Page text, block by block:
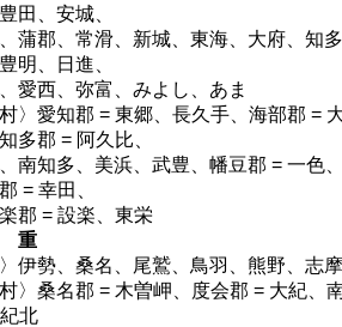
田、安城、
蒲郡、常滑、新城、東海、大府、知
明、日進、
愛西、弥富、みよし、あま
村〉愛知郡 = 東郷、長久手、海部郡 =
多郡 = 阿久比、
南知多、美浜、武豊、幡豆郡 = 一色
= 幸田、
郡 = 設楽、東栄
重
〉伊勢、桑名、尾鷲、鳥羽、熊野、志摩
村〉桑名郡 = 木曽岬、度会郡 = 大紀、
北